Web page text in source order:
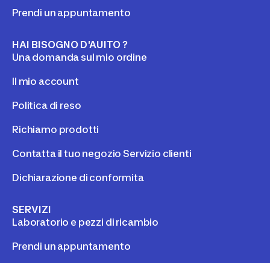
Prendi un appuntamento
HAI BISOGNO D'AUITO ?
Una domanda sul mio ordine
Il mio account
Politica di reso
Richiamo prodotti
Contatta il tuo negozio Servizio clienti
Dichiarazione di conformita
SERVIZI
Laboratorio e pezzi di ricambio
Prendi un appuntamento